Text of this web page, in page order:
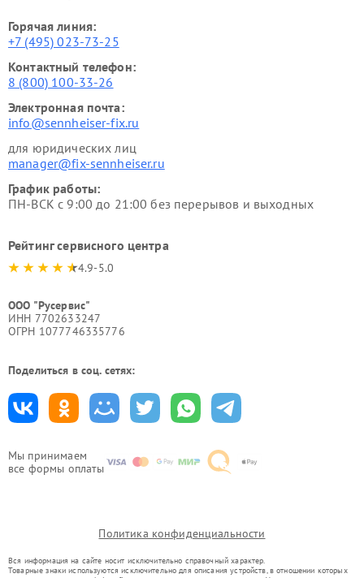
Мы принимаем
все формы оплаты
Горячая линия:
+7 (495) 023-73-25
Контактный телефон:
8 (800) 100-33-26
Электронная почта:
info@sennheiser-fix.ru
для юридических лиц
manager@fix-sennheiser.ru
График работы:
ПН-ВСК с 9:00 до 21:00 без перерывов и выходных
Рейтинг сервисного центра
4.9-5.0
ООО "Русервис"
ИНН 7702633247
ОГРН 1077746335776
Поделиться в соц. сетях:
Политика конфиденциальности
Вся информация на сайте носит исключительно справочный характер.
Товарные знаки используются исключительно для описания устройств, в отношении которых